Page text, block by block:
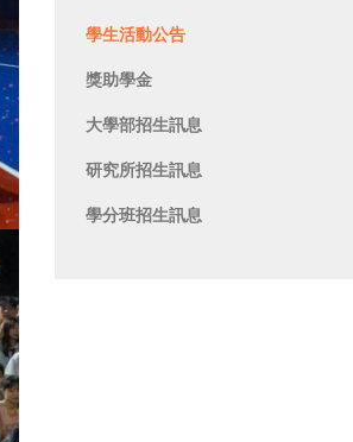
學生活動公告
獎助學金
大學部招生訊息
研究所招生訊息
學分班招生訊息